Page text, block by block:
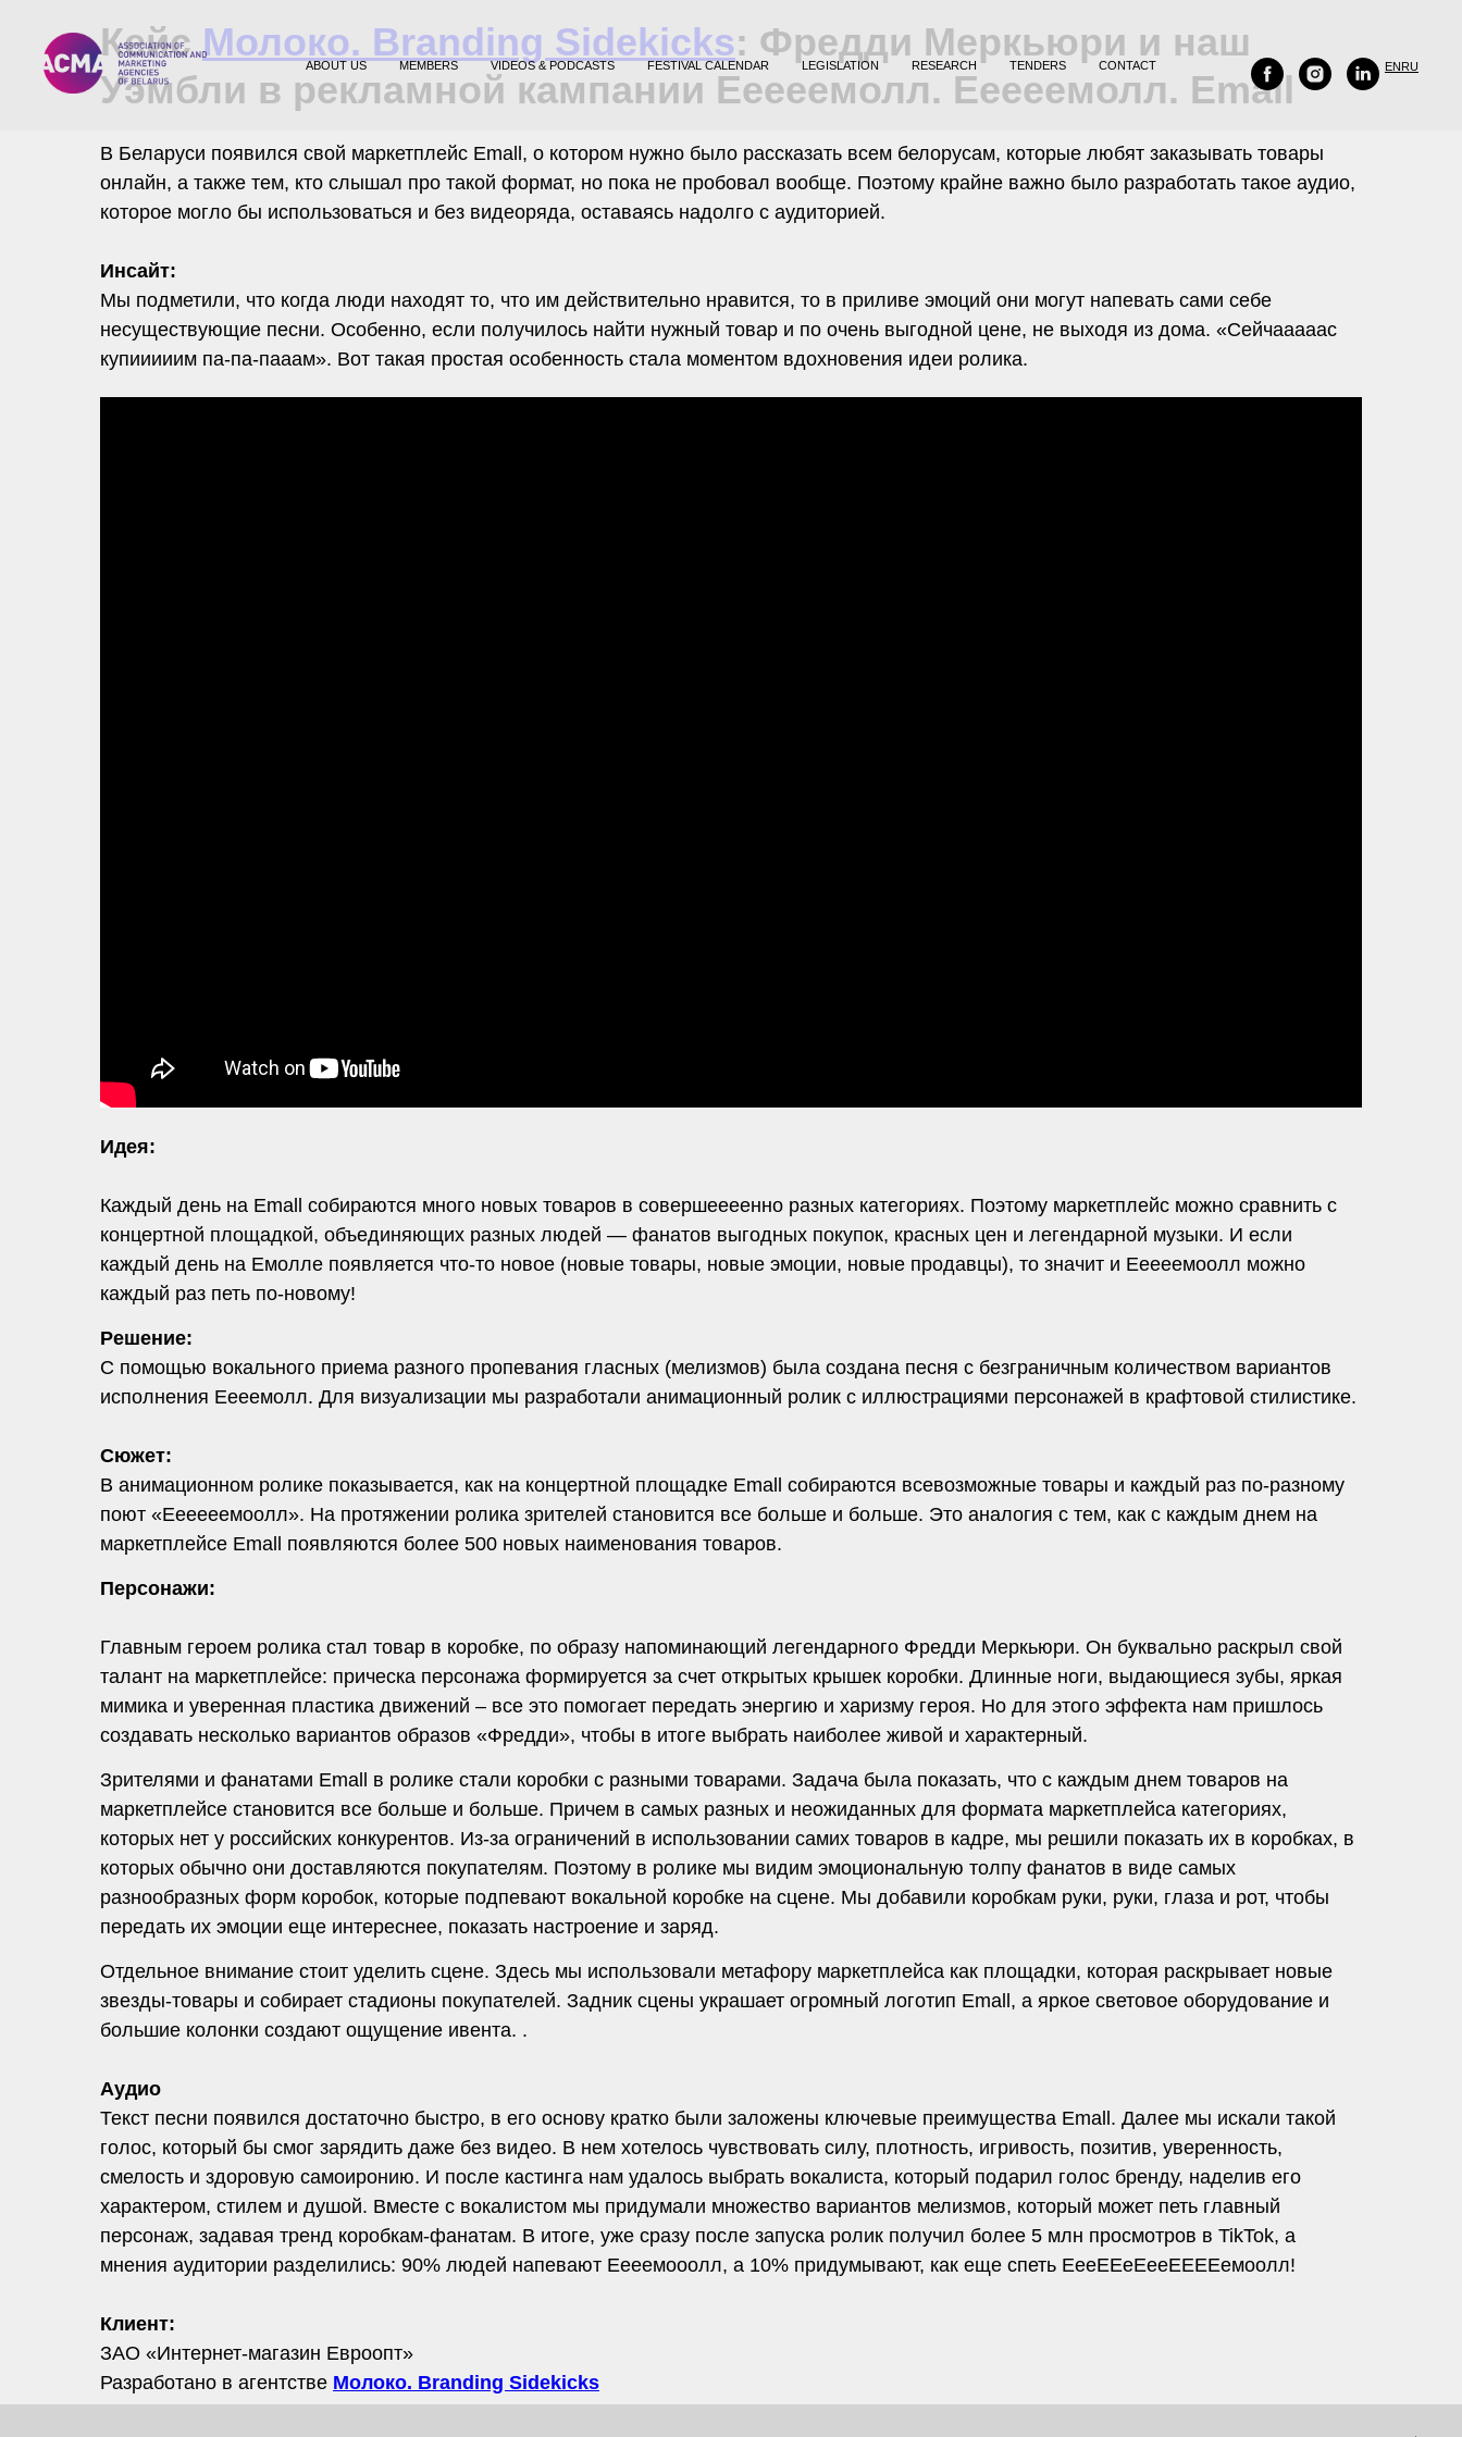
ABOUT US MEMBERS VIDEOS & PODCASTS FESTIVAL CALENDAR LEGISLATION RESEARCH TENDERS CONTACT ENRU
КейсМолоко. Branding Sidekicks: Фредди Меркьюри и наш
Уэмбли в рекламной кампании Eeeeeмолл. Eeeeeмолл. Emall
В Беларуси появился свой маркетплейс Emall, о котором нужно было рассказать всем белорусам, которые любят заказывать товары
онлайн, а также тем, кто слышал про такой формат, но пока не пробовал вообще. Поэтому крайне важно было разработать такое аудио,
которое могло бы использоваться и без видеоряда, оставаясь надолго с аудиторией.
Инсайт:
Мы подметили, что когда люди находят то, что им действительно нравится, то в приливе эмоций они могут напевать сами себе
несуществующие песни. Особенно, если получилось найти нужный товар и по очень выгодной цене, не выходя из дома. «Сейчааааас
купииииим па-па-пааам». Вот такая простая особенность стала моментом вдохновения идеи ролика.
Идея:
Каждый день на Emall собираются много новых товаров в совершеееенно разных категориях. Поэтому маркетплейс можно сравнить с
концертной площадкой, объединяющих разных людей — фанатов выгодных покупок, красных цен и легендарной музыки. И если
каждый день на Емолле появляется что-то новое (новые товары, новые эмоции, новые продавцы), то значит и Ееееемоолл можно
каждый раз петь по-новому!
Решение:
С помощью вокального приема разного пропевания гласных (мелизмов) была создана песня с безграничным количеством вариантов
исполнения Еееемолл. Для визуализации мы разработали анимационный ролик с иллюстрациями персонажей в крафтовой стилистике.
Сюжет:
В анимационном ролике показывается, как на концертной площадке Emall собираются всевозможные товары и каждый раз по-разному
поют «Eeeeeeмоолл». На протяжении ролика зрителей становится все больше и больше. Это аналогия с тем, как с каждым днем на
маркетплейсе Emall появляются более 500 новых наименования товаров.
Персонажи:
Главным героем ролика стал товар в коробке, по образу напоминающий легендарного Фредди Меркьюри. Он буквально раскрыл свой
талант на маркетплейсе: прическа персонажа формируется за счет открытых крышек коробки. Длинные ноги, выдающиеся зубы, яркая
мимика и уверенная пластика движений – все это помогает передать энергию и харизму героя. Но для этого эффекта нам пришлось
создавать несколько вариантов образов «Фредди», чтобы в итоге выбрать наиболее живой и характерный.
Зрителями и фанатами Emall в ролике стали коробки с разными товарами. Задача была показать, что с каждым днем товаров на
маркетплейсе становится все больше и больше. Причем в самых разных и неожиданных для формата маркетплейса категориях,
которых нет у российских конкурентов. Из-за ограничений в использовании самих товаров в кадре, мы решили показать их в коробках, в
которых обычно они доставляются покупателям. Поэтому в ролике мы видим эмоциональную толпу фанатов в виде самых
разнообразных форм коробок, которые подпевают вокальной коробке на сцене. Мы добавили коробкам руки, руки, глаза и рот, чтобы
передать их эмоции еще интереснее, показать настроение и заряд.
Отдельное внимание стоит уделить сцене. Здесь мы использовали метафору маркетплейса как площадки, которая раскрывает новые
звезды-товары и собирает стадионы покупателей. Задник сцены украшает огромный логотип Emall, а яркое световое оборудование и
большие колонки создают ощущение ивента. .
Аудио
Текст песни появился достаточно быстро, в его основу кратко были заложены ключевые преимущества Emall. Далее мы искали такой
голос, который бы смог зарядить даже без видео. В нем хотелось чувствовать силу, плотность, игривость, позитив, уверенность,
смелость и здоровую самоиронию. И после кастинга нам удалось выбрать вокалиста, который подарил голос бренду, наделив его
характером, стилем и душой. Вместе с вокалистом мы придумали множество вариантов мелизмов, который может петь главный
персонаж, задавая тренд коробкам-фанатам. В итоге, уже сразу после запуска ролик получил более 5 млн просмотров в TikTok, а
мнения аудитории разделились: 90% людей напевают Еееемооолл, а 10% придумывают, как еще спеть ЕееЕЕеЕееЕЕЕЕемоолл!
Клиент:
ЗАО «Интернет-магазин Евроопт»
Разработано в агентстве Молоко. Branding Sidekicks